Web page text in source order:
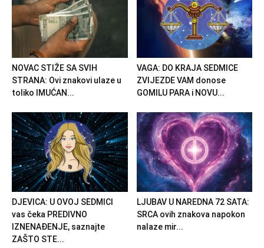
NOVAC STIŽE SA SVIH
STRANA: Ovi znakovi ulaze u
toliko IMUĆAN...
VAGA: DO KRAJA SEDMICE
ZVIJEZDE VAM donose
GOMILU PARA i NOVU...
DJEVICA: U OVOJ SEDMICI
vas čeka PREDIVNO
IZNENAĐENJE, saznajte
ZAŠTO STE...
LJUBAV U NAREDNA 72 SATA:
SRCA ovih znakova napokon
nalaze mir...